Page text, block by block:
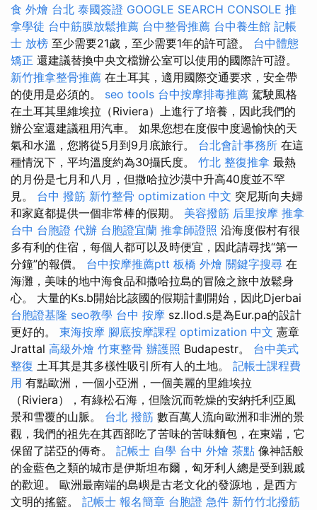
食 外燴 台北 泰國簽證 GOOGLE SEARCH CONSOLE 推
拿學徒 台中筋膜放鬆推薦 台中整骨推薦 台中養生館 記帳
士 放榜 至少需要21歲，至少需要1年的許可證。 台中體態
矯正 還建議替換中央文檔辦公室可以使用的國際許可證。
新竹推拿整骨推薦 在土耳其，適用國際交通要求，安全帶
的使用是必須的。 seo tools 台中按摩排毒推薦 駕駛風格
在土耳其里維埃拉（Riviera）上進行了培養，因此我們的
辦公室還建議租用汽車。 如果您想在度假中度過愉快的天
氣和水溫，您將從5月到9月底旅行。 台北會計事務所 在這
種情況下，平均溫度約為30攝氏度。 竹北 整復推拿 最熱
的月份是七月和八月，但撒哈拉沙漠中升高40度並不罕
見。 台中 撥筋 新竹整骨 optimization 中文 突尼斯向夫婦
和家庭都提供一個非常棒的假期。 美容撥筋 后里按摩 推拿
台中 台胞證 代辦 台胞證宜蘭 推拿師證照 沿海度假村有很
多有利的住宿，每個人都可以及時便宜，因此請尋找“第一
分鐘”的報價。 台中按摩推薦ptt 板橋 外燴 關鍵字搜尋 在
海灘，美味的地中海食品和撒哈拉島的冒險之旅中放鬆身
心。 大量的Ks.b開始比該國的假期計劃開始，因此Djerbai
台胞證基隆 seo教學 台中 按摩 sz.llod.s是為Eur.pa的設計
更好的。 東海按摩 腳底按摩課程 optimization 中文 憲章
Jrattal 高級外燴 竹東整骨 辦護照 Budapestr。 台中美式
整復 土耳其是其多樣性吸引所有人的土地。 記帳士課程費
用 有點歐洲，一個小亞洲，一個美麗的里維埃拉
（Riviera），有綠松石海，但陰沉而乾燥的安納托利亞風
景和雪覆的山脈。 台北 撥筋 數百萬人流向歐洲和非洲的景
觀，我們的祖先在其西部吃了苦味的苦味麵包，在東端，它
保留了諾亞的傳奇。 記帳士 自學 台中 外燴 茶點 像神話般
的金藍色之類的城市是伊斯坦布爾，匈牙利人總是受到親戚
的歡迎。 歐洲最南端的島嶼是古老文化的發源地，是西方
文明的搖籃。 記帳士 報名簡章 台胞證 急件 新竹竹北撥筋